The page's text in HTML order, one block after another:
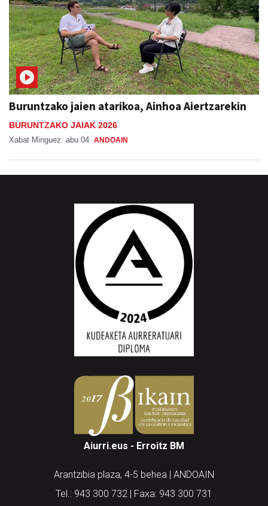
Buruntzako jaien atarikoa, Ainhoa Aiertzarekin
BURUNTZAKO JAIAK 2026
Xabat Minguez abu 04 ANDOAIN
Aiurri.eus - Erroitz BM
Arantzibia plaza, 4-5 behea | ANDOAIN
Tel.: 943 300 732 | Faxa: 943 300 731